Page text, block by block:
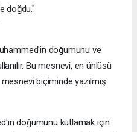
doğdu."
doğumunu ve
Bu mesnevi, en ünlüsü
biçiminde yazılmış
doğumunu kutlamak için